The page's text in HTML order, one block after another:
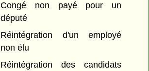
Congé non payé pour un
député
Réintégration d'un employé
non élu
Réintégration des candidats